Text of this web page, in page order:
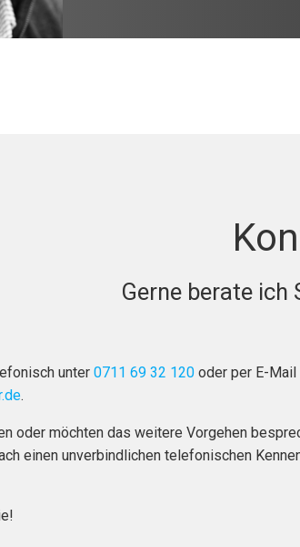
Gerne berate ich
unter 0711 69 32 120 oder per E-Mail
.
oder möchten das weitere Vorgehen
einen unverbindlichen telefonischen